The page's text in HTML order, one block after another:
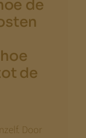
de
de
Door